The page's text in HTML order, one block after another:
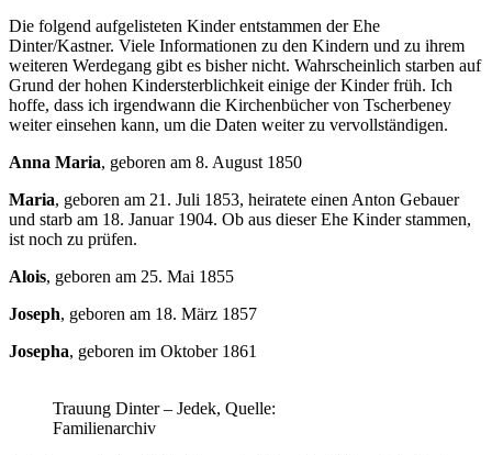
Die folgend aufgelisteten Kinder entstammen der Ehe
Dinter/Kastner. Viele Informationen zu den Kindern und zu ihrem
weiteren Werdegang gibt es bisher nicht. Wahrscheinlich starben auf
Grund der hohen Kindersterblichkeit einige der Kinder früh. Ich
hoffe, dass ich irgendwann die Kirchenbücher von Tscherbeney
weiter einsehen kann, um die Daten weiter zu vervollständigen.
Anna Maria, geboren am 8. August 1850
Maria, geboren am 21. Juli 1853, heiratete einen Anton Gebauer
und starb am 18. Januar 1904. Ob aus dieser Ehe Kinder stammen,
ist noch zu prüfen.
Alois, geboren am 25. Mai 1855
Joseph, geboren am 18. März 1857
Josepha, geboren im Oktober 1861
Trauung Dinter – Jedek, Quelle:
Familienarchiv